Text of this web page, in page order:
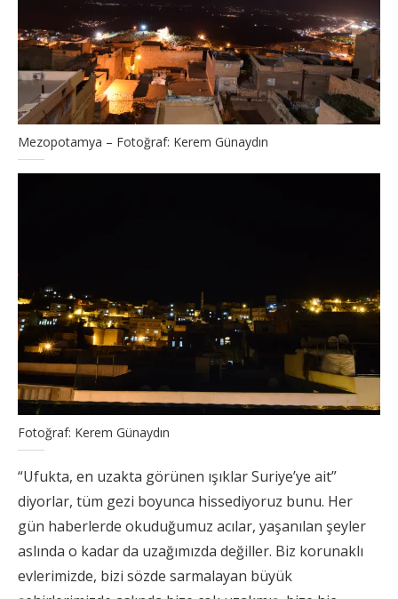
Mezopotamya – Fotoğraf: Kerem Günaydın
Fotoğraf: Kerem Günaydın
“Ufukta, en uzakta görünen ışıklar Suriye’ye ait”
diyorlar, tüm gezi boyunca hissediyoruz bunu. Her
gün haberlerde okuduğumuz acılar, yaşanılan şeyler
aslında o kadar da uzağımızda değiller. Biz korunaklı
evlerimizde, bizi sözde sarmalayan büyük